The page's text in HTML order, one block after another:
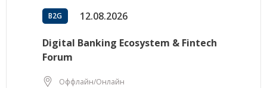
B2G 12.08.2026
Digital Banking Ecosystem & Fintech
Forum
Оффлайн/Онлайн